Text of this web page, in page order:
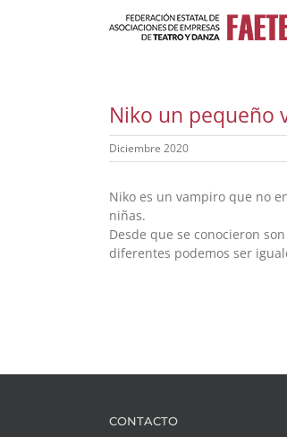
Niko un pequeño
Diciembre 2020
Niko es un vampiro que no
niñas.
Desde que se conocieron
diferentes podemos ser
CONTACTO